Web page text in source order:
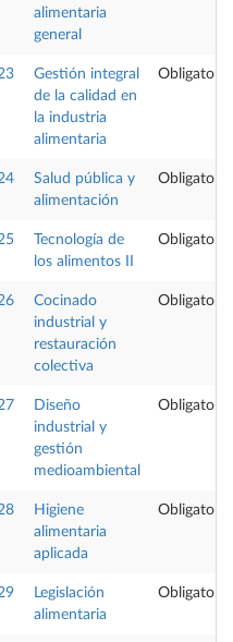
alimentaria
general
Gestión integral
de la calidad en
la industria
alimentaria
Obligatoria
Salud pública y
alimentación
Obligatoria
Tecnología de
los alimentos II
Obligatoria
Cocinado
industrial y
restauración
colectiva
Obligatoria
Diseño
industrial y
gestión
medioambiental
Obligatoria
Higiene
alimentaria
aplicada
Obligatoria
Legislación
alimentaria
Obligatoria